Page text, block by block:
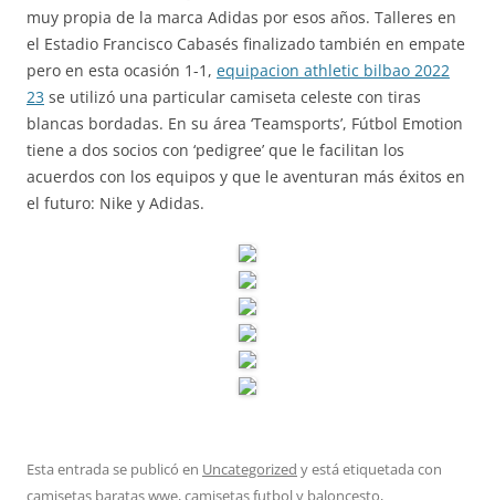
muy propia de la marca Adidas por esos años. Talleres en
el Estadio Francisco Cabasés finalizado también en empate
pero en esta ocasión 1-1, equipacion athletic bilbao 2022
23 se utilizó una particular camiseta celeste con tiras
blancas bordadas. En su área ‘Teamsports’, Fútbol Emotion
tiene a dos socios con ‘pedigree’ que le facilitan los
acuerdos con los equipos y que le aventuran más éxitos en
el futuro: Nike y Adidas.
Esta entrada se publicó en Uncategorized y está etiquetada con
camisetas baratas wwe,camisetas futbol y baloncesto,